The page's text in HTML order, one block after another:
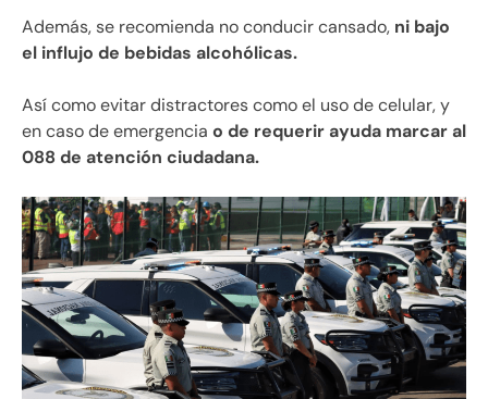
Además, se recomienda no conducir cansado, ni bajo
el influjo de bebidas alcohólicas.
Así como evitar distractores como el uso de celular, y
en caso de emergencia o de requerir ayuda marcar al
088 de atención ciudadana.